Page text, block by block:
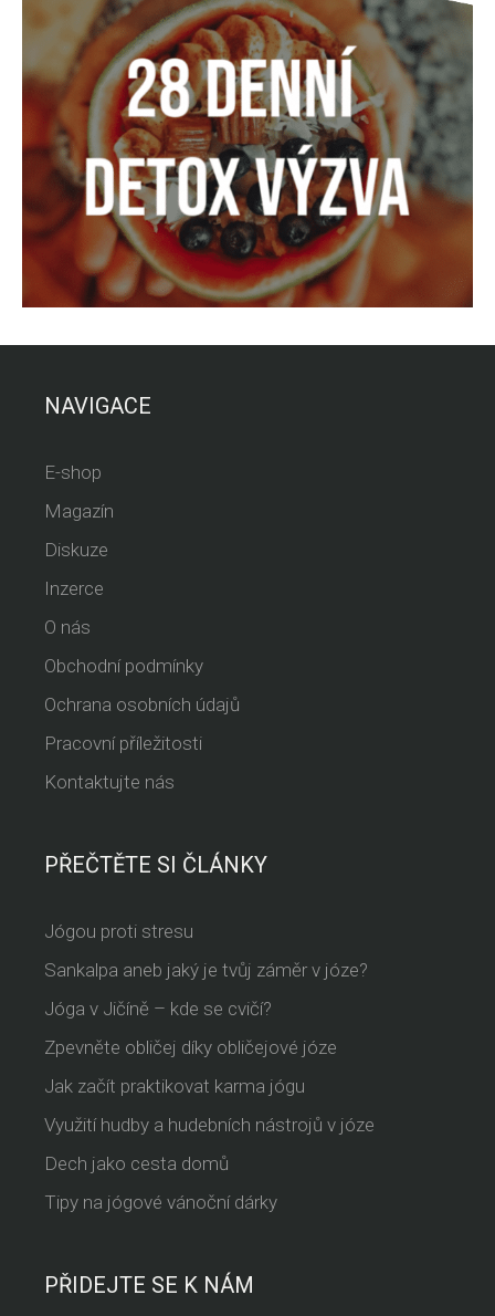
NAVIGACE
E-shop
Magazín
Diskuze
Inzerce
O nás
Obchodní podmínky
Ochrana osobních údajů
Pracovní příležitosti
Kontaktujte nás
PŘEČTĚTE SI ČLÁNKY
Jógou proti stresu
Sankalpa aneb jaký je tvůj záměr v józe?
Jóga v Jičíně – kde se cvičí?
Zpevněte obličej díky obličejové józe
Jak začít praktikovat karma jógu
Využití hudby a hudebních nástrojů v józe
Dech jako cesta domů
Tipy na jógové vánoční dárky
PŘIDEJTE SE K NÁM